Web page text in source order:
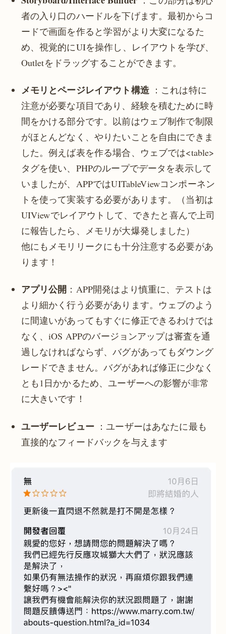
者の入り口のハードルを下げます。最初からコ
ードで画面を作ると学習がより大変になるた
め、視覚的にUIを操作し、レイアウトを学び、
Outletをドラッグすることができます。
メモリとページレイアウト構造：これは特に
注意が必要な項目であり、経験を積むために時
間をかける部分です。以前はウェブ制作で制限
がほとんどなく、やりたいことを自由にできま
した。例えば表を作る場合、ウェブでは<table>
タグを使い、PHPのループでデータを表示して
いましたが、APPではUITableViewコンポーネン
トを使って実装する必要があります。（当初は
UIViewでレイアウトして、できたと喜んで上司
に報告したら、メモリが大爆発しました）
他にもメモリリークにも十分注意する必要があ
ります！
アプリ公開 ：APP開発はより慎重に、テストは
より細かく行う必要があります。ウェブのよう
に間違いがあってもすぐに修正できるわけでは
なく、iOS APPのバージョンアップは審査を通
過しなければならず、バグがあってもダウング
レードできません。バグがあれば修正に少なく
とも1日かかるため、ユーザーへの影響が非常
に大きいです！
ユーザーレビュー：ユーザーはあなたに最も
直接的なフィードバックを与えます